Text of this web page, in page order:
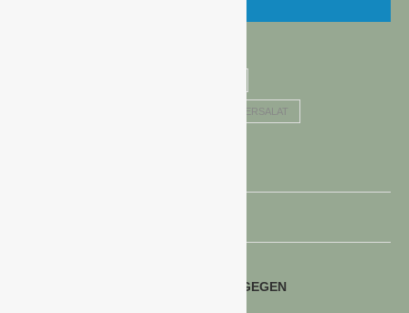
KRÄUTERSALAT
WIRKEN SUBSTANZEN AUS PILZEN GEGEN